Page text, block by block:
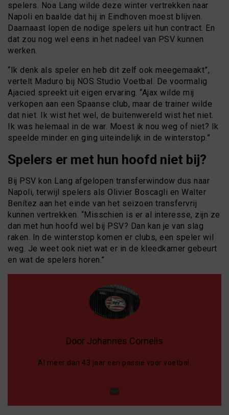
spelers. Noa Lang wilde deze winter vertrekken naar
Napoli en baalde dat hij in Eindhoven moest blijven.
Daarnaast lopen de nodige spelers uit hun contract. En
dat zou nog wel eens in het nadeel van PSV kunnen
werken.
“Ik denk als speler en heb dit zelf ook meegemaakt”,
vertelt Maduro bij NOS Studio Voetbal. De voormalig
Ajacied spreekt uit eigen ervaring. “Ajax wilde mij
verkopen aan een Spaanse club, maar de trainer wilde
dat niet. Ik wist het wel, de buitenwereld wist het niet.
Ik was helemaal in de war. Moest ik nou weg of niet? Ik
speelde minder en ging uiteindelijk in de winterstop.”
Spelers er met hun hoofd niet bij?
Bij PSV kon Lang afgelopen transferwindow dus naar
Napoli, terwijl spelers als Olivier Boscagli en Walter
Benítez aan het einde van het seizoen transfervrij
kunnen vertrekken. “Misschien is er al interesse, zijn ze
dan met hun hoofd wel bij PSV? Dan kan je van slag
raken. In de winterstop komen er clubs, een speler wil
weg. Je weet ook niet wat er in de kleedkamer gebeurt
en wat de spelers horen.”
Door Johannes Cornelis
Al meer dan 43 jaar een passie voor voetbal.